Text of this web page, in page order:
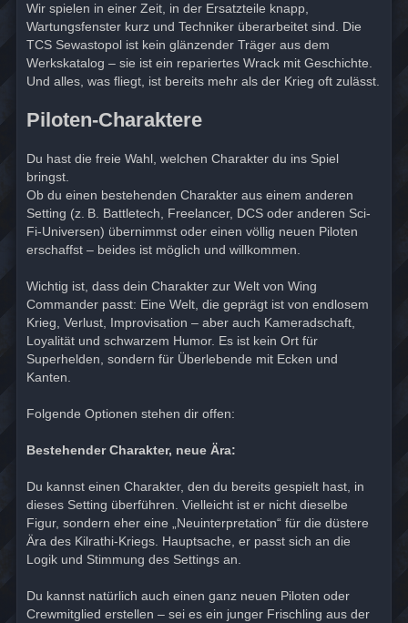
Wir spielen in einer Zeit, in der Ersatzteile knapp,
Wartungsfenster kurz und Techniker überarbeitet sind. Die
TCS Sewastopol ist kein glänzender Träger aus dem
Werkskatalog – sie ist ein repariertes Wrack mit Geschichte.
Und alles, was fliegt, ist bereits mehr als der Krieg oft zulässt.
Piloten-Charaktere
Du hast die freie Wahl, welchen Charakter du ins Spiel
bringst.
Ob du einen bestehenden Charakter aus einem anderen
Setting (z. B. Battletech, Freelancer, DCS oder anderen Sci-
Fi-Universen) übernimmst oder einen völlig neuen Piloten
erschaffst – beides ist möglich und willkommen.
Wichtig ist, dass dein Charakter zur Welt von Wing
Commander passt: Eine Welt, die geprägt ist von endlosem
Krieg, Verlust, Improvisation – aber auch Kameradschaft,
Loyalität und schwarzem Humor. Es ist kein Ort für
Superhelden, sondern für Überlebende mit Ecken und
Kanten.
Folgende Optionen stehen dir offen:
Bestehender Charakter, neue Ära:
Du kannst einen Charakter, den du bereits gespielt hast, in
dieses Setting überführen. Vielleicht ist er nicht dieselbe
Figur, sondern eher eine „Neuinterpretation“ für die düstere
Ära des Kilrathi-Kriegs. Hauptsache, er passt sich an die
Logik und Stimmung des Settings an.
Du kannst natürlich auch einen ganz neuen Piloten oder
Crewmitglied erstellen – sei es ein junger Frischling aus der